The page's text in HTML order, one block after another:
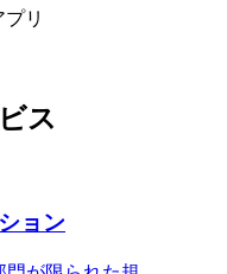
リ
ス
ョン